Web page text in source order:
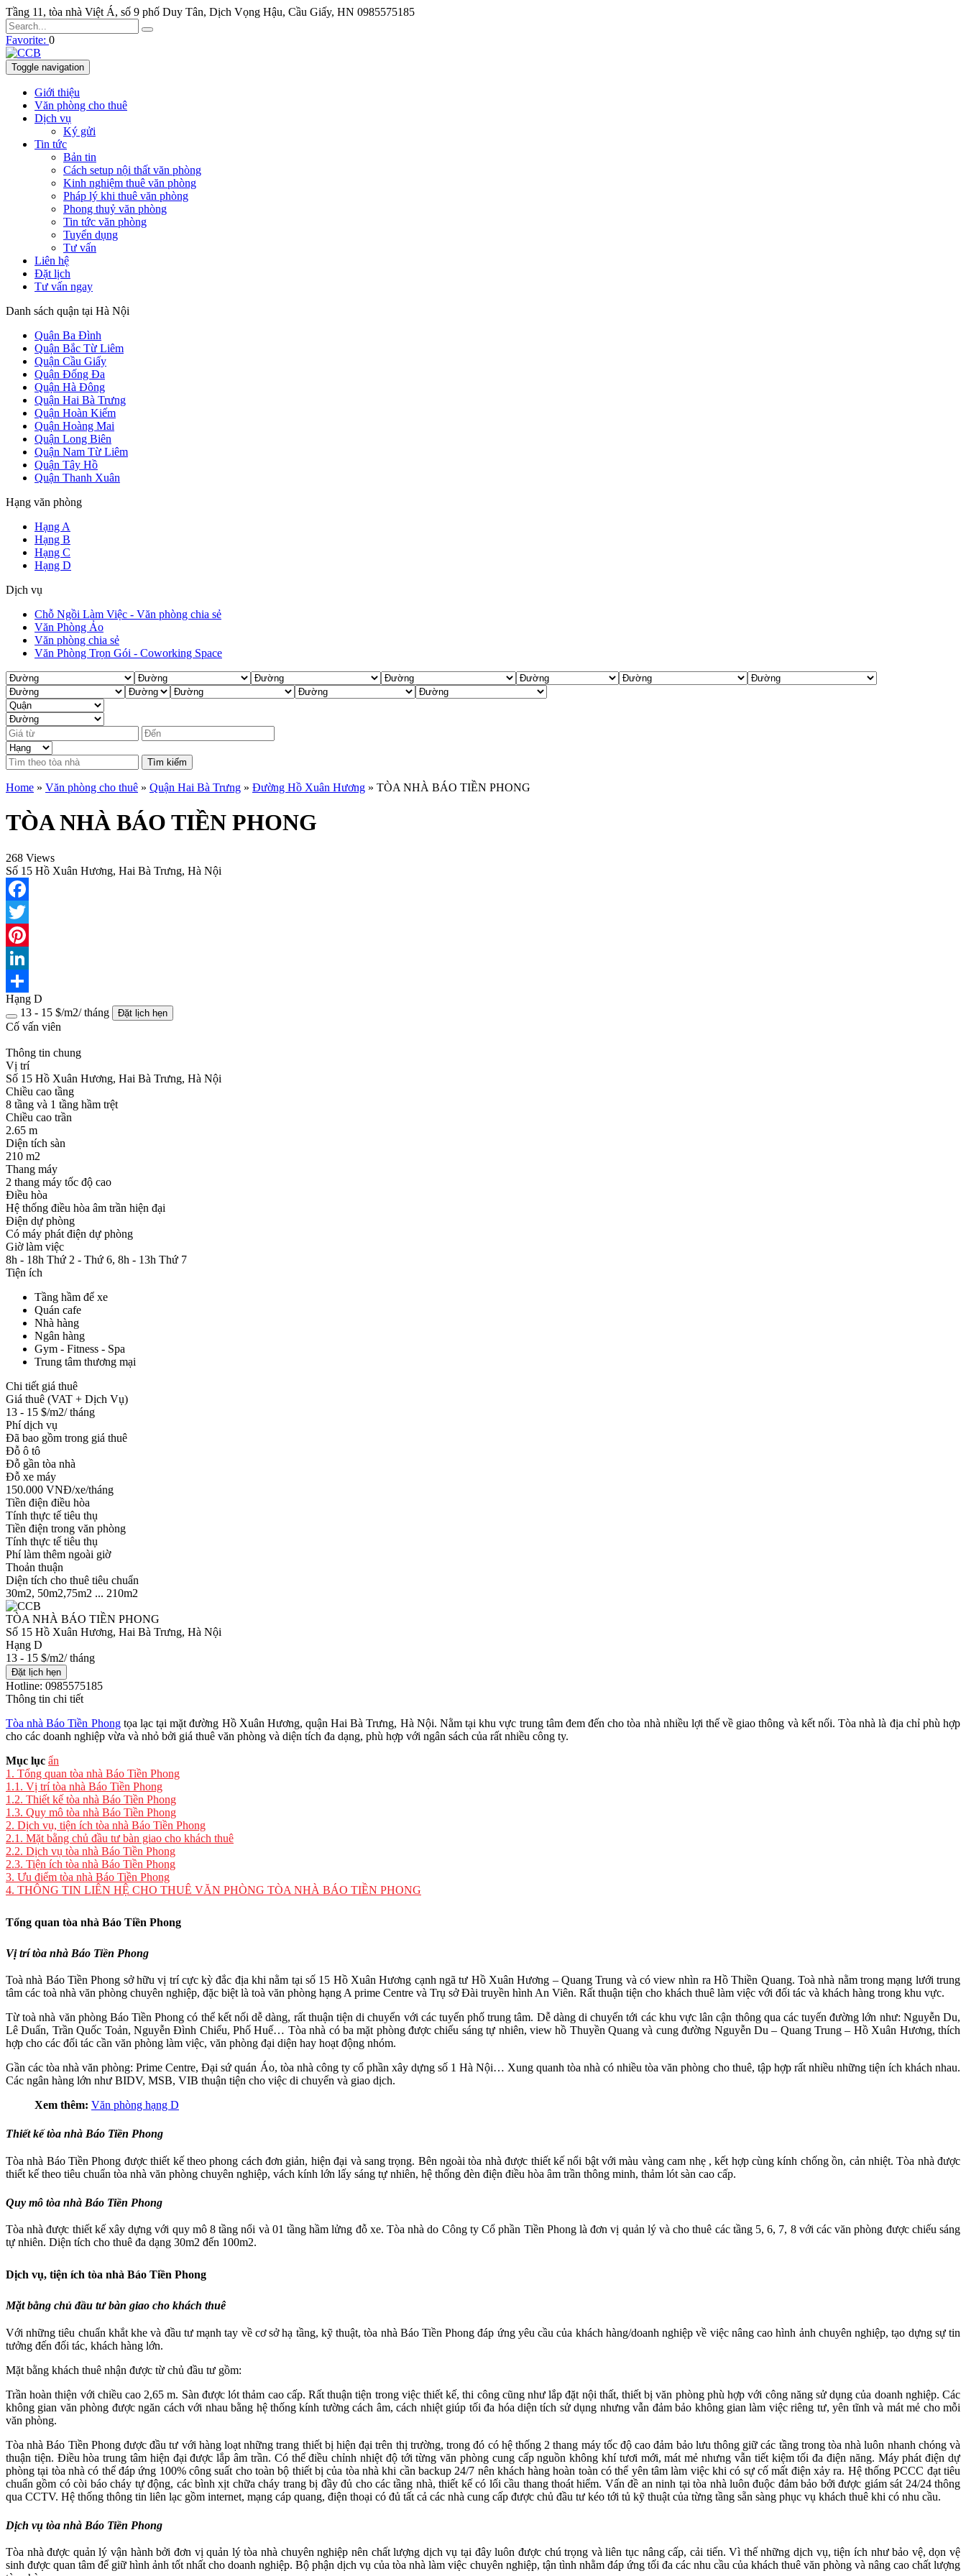
Tầng 11, tòa nhà Việt Á, số 9 phố Duy Tân, Dịch Vọng Hậu, Cầu Giấy, HN 0985575185
Favorite: 0
Toggle navigation
Giới thiệu
Văn phòng cho thuê
Dịch vụ
Ký gửi
Tin tức
Bản tin
Cách setup nội thất văn phòng
Kinh nghiệm thuê văn phòng
Pháp lý khi thuê văn phòng
Phong thuỷ văn phòng
Tin tức văn phòng
Tuyển dụng
Tư vấn
Liên hệ
Đặt lịch
Tư vấn ngay
Danh sách quận tại Hà Nội
Quận Ba Đình
Quận Bắc Từ Liêm
Quận Cầu Giấy
Quận Đống Đa
Quận Hà Đông
Quận Hai Bà Trưng
Quận Hoàn Kiếm
Quận Hoàng Mai
Quận Long Biên
Quận Nam Từ Liêm
Quận Tây Hồ
Quận Thanh Xuân
Hạng văn phòng
Hạng A
Hạng B
Hạng C
Hạng D
Dịch vụ
Chỗ Ngồi Làm Việc - Văn phòng chia sẻ
Văn Phòng Ảo
Văn phòng chia sẻ
Văn Phòng Trọn Gói - Coworking Space
Tìm kiếm
Home » Văn phòng cho thuê » Quận Hai Bà Trưng » Đường Hồ Xuân Hương » TÒA NHÀ BÁO TIỀN PHONG
TÒA NHÀ BÁO TIỀN PHONG
268 Views
Số 15 Hồ Xuân Hương, Hai Bà Trưng, Hà Nội
Facebook
Twitter
Pinterest
LinkedIn
Share
Hạng D
13 - 15 $/m2/ tháng
Đặt lịch hẹn
Cố vấn viên
Thông tin chung
Vị trí
Số 15 Hồ Xuân Hương, Hai Bà Trưng, Hà Nội
Chiều cao tầng
8 tầng và 1 tầng hầm trệt
Chiều cao trần
2.65 m
Diện tích sàn
210 m2
Thang máy
2 thang máy tốc độ cao
Điều hòa
Hệ thống điều hòa âm trần hiện đại
Điện dự phòng
Có máy phát điện dự phòng
Giờ làm việc
8h - 18h Thứ 2 - Thứ 6, 8h - 13h Thứ 7
Tiện ích
Tầng hầm để xe
Quán cafe
Nhà hàng
Ngân hàng
Gym - Fitness - Spa
Trung tâm thương mại
Chi tiết giá thuê
Giá thuê (VAT + Dịch Vụ)
13 - 15 $/m2/ tháng
Phí dịch vụ
Đã bao gồm trong giá thuê
Đỗ ô tô
Đỗ gần tòa nhà
Đỗ xe máy
150.000 VNĐ/xe/tháng
Tiền điện điều hòa
Tính thực tế tiêu thụ
Tiền điện trong văn phòng
Tính thực tế tiêu thụ
Phí làm thêm ngoài giờ
Thoản thuận
Diện tích cho thuê tiêu chuẩn
30m2, 50m2,75m2 ... 210m2
TÒA NHÀ BÁO TIỀN PHONG
Số 15 Hồ Xuân Hương, Hai Bà Trưng, Hà Nội
Hạng D
13 - 15 $/m2/ tháng
Đặt lịch hẹn
Hotline: 0985575185
Thông tin chi tiết
Tòa nhà Báo Tiền Phongtọa lạc tại mặt đường Hồ Xuân Hương, quận Hai Bà Trưng, Hà Nội. Nằm tại khu vực trung tâm đem đến cho tòa nhà nhiều lợi thế về giao thông và kết nối. Tòa nhà là địa chỉ phù hợp
cho các doanh nghiệp vừa và nhỏ bởi giá thuê văn phòng và diện tích đa dạng, phù hợp với ngân sách của rất nhiều công ty.
Mục lục ẩn
1. Tổng quan tòa nhà Báo Tiền Phong
1.1. Vị trí tòa nhà Báo Tiền Phong
1.2. Thiết kế tòa nhà Báo Tiền Phong
1.3. Quy mô tòa nhà Báo Tiền Phong
2. Dịch vụ, tiện ích tòa nhà Báo Tiền Phong
2.1. Mặt bằng chủ đầu tư bàn giao cho khách thuê
2.2. Dịch vụ tòa nhà Báo Tiền Phong
2.3. Tiện ích tòa nhà Báo Tiền Phong
3. Ưu điểm tòa nhà Báo Tiền Phong
4. THÔNG TIN LIÊN HỆ CHO THUÊ VĂN PHÒNG TÒA NHÀ BÁO TIỀN PHONG
Tổng quan tòa nhà Báo Tiền Phong
Vị trí tòa nhà Báo Tiền Phong
Toà nhà Báo Tiền Phong sở hữu vị trí cực kỳ đắc địa khi nằm tại số 15 Hồ Xuân Hương cạnh ngã tư Hồ Xuân Hương – Quang Trung và có view nhìn ra Hồ Thiền Quang. Toà nhà nằm trong mạng lưới trung
tâm các toà nhà văn phòng chuyên nghiệp, đặc biệt là toà văn phòng hạng A prime Centre và Trụ sở Đài truyền hình An Viên. Rất thuận tiện cho khách thuê làm việc với đối tác và khách hàng trong khu vực.
Từ toà nhà văn phòng Báo Tiền Phong có thể kết nối dễ dàng, rất thuận tiện di chuyển với các tuyến phố trung tâm. Dễ dàng di chuyển tới các khu vực lân cận thông qua các tuyến đường lớn như: Nguyễn Du,
Lê Duẩn, Trần Quốc Toản, Nguyễn Đình Chiểu, Phố Huế… Tòa nhà có ba mặt phòng được chiếu sáng tự nhiên, view hồ Thuyền Quang và cung đường Nguyễn Du – Quang Trung – Hồ Xuân Hương, thích
hợp cho các đối tác cần văn phòng làm việc, văn phòng đại diện hay hoạt động nhóm.
Gần các tòa nhà văn phòng: Prime Centre, Đại sứ quán Áo, tòa nhà công ty cổ phần xây dựng số 1 Hà Nội… Xung quanh tòa nhà có nhiều tòa văn phòng cho thuê, tập hợp rất nhiều những tiện ích khách nhau.
Các ngân hàng lớn như BIDV, MSB, VIB thuận tiện cho việc di chuyển và giao dịch.
Xem thêm: Văn phòng hạng D
Thiết kế tòa nhà Báo Tiền Phong
Tòa nhà Báo Tiền Phong được thiết kế theo phong cách đơn giản, hiện đại và sang trọng. Bên ngoài tòa nhà được thiết kế nổi bật với màu vàng cam nhẹ , kết hợp cùng kính chống ồn, cản nhiệt. Tòa nhà được
thiết kế theo tiêu chuẩn tòa nhà văn phòng chuyên nghiệp, vách kính lớn lấy sáng tự nhiên, hệ thống đèn điện điều hòa âm trần thông minh, thảm lót sàn cao cấp.
Quy mô tòa nhà Báo Tiền Phong
Tòa nhà được thiết kế xây dựng với quy mô 8 tầng nổi và 01 tầng hầm lửng đỗ xe. Tòa nhà do Công ty Cổ phần Tiền Phong là đơn vị quản lý và cho thuê các tầng 5, 6, 7, 8 với các văn phòng được chiếu sáng
tự nhiên. Diện tích cho thuê đa dạng 30m2 đến 100m2.
Dịch vụ, tiện ích tòa nhà Báo Tiền Phong
Mặt bằng chủ đầu tư bàn giao cho khách thuê
Với những tiêu chuẩn khắt khe và đầu tư mạnh tay về cơ sở hạ tầng, kỹ thuật, tòa nhà Báo Tiền Phong đáp ứng yêu cầu của khách hàng/doanh nghiệp về việc nâng cao hình ảnh chuyên nghiệp, tạo dựng sự tin
tưởng đến đối tác, khách hàng lớn.
Mặt bằng khách thuê nhận được từ chủ đầu tư gồm:
Trần hoàn thiện với chiều cao 2,65 m. Sàn được lót thảm cao cấp. Rất thuận tiện trong việc thiết kế, thi công cũng như lắp đặt nội thất, thiết bị văn phòng phù hợp với công năng sử dụng của doanh nghiệp. Các
không gian văn phòng được ngăn cách với nhau bằng hệ thống kính tường cách âm, cách nhiệt giúp tối đa hóa diện tích sử dụng nhưng vẫn đảm bảo không gian làm việc riêng tư, yên tĩnh và mát mẻ cho mỗi
văn phòng.
Tòa nhà Báo Tiền Phong được đầu tư với hàng loạt những trang thiết bị hiện đại trên thị trường, trong đó có hệ thống 2 thang máy tốc độ cao đảm bảo lưu thông giữ các tầng trong tòa nhà luôn nhanh chóng và
thuận tiện. Điều hòa trung tâm hiện đại được lắp âm trần. Có thể điều chỉnh nhiệt độ tới từng văn phòng cung cấp nguồn không khí tươi mới, mát mẻ nhưng vẫn tiết kiệm tối đa điện năng. Máy phát điện dự
phòng tại tòa nhà có thể đáp ứng 100% công suất cho toàn bộ thiết bị của tòa nhà khi cần backup 24/7 nên khách hàng hoàn toàn có thể yên tâm làm việc khi có sự cố mất điện xảy ra. Hệ thống PCCC đạt tiêu
chuẩn gồm có còi báo cháy tự động, các bình xịt chữa cháy trang bị đầy đủ cho các tầng nhà, thiết kế có lối cầu thang thoát hiểm. Vấn đề an ninh tại tòa nhà luôn đuộc đảm bảo bởi được giám sát 24/24 thông
qua CCTV. Hệ thống thông tin liên lạc gồm internet, mạng cáp quang, điện thoại có đủ tất cả các nhà cung cấp được chủ đầu tư kéo tới tủ kỹ thuật của từng tầng sẵn sàng phục vụ khách thuê khi có nhu cầu.
Dịch vụ tòa nhà Báo Tiền Phong
Tòa nhà được quản lý vận hành bởi đơn vị quản lý tòa nhà chuyên nghiệp nên chất lượng dịch vụ tại đây luôn được chú trọng và liên tục nâng cấp, cải tiến. Vì thế những dịch vụ, tiện ích như bảo vệ, dọn vệ
sinh được quan tâm để giữ hình ảnh tốt nhất cho doanh nghiệp. Bộ phận dịch vụ của tòa nhà làm việc chuyên nghiệp, tận tình nhằm đáp ứng tối đa các nhu cầu của khách thuê văn phòng và nâng cao chất lượng